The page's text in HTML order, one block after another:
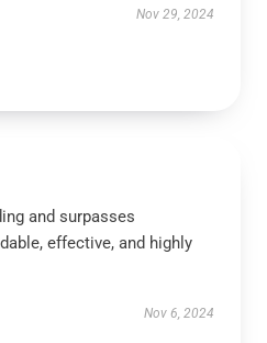
Nov 29, 2024
and surpasses
effective, and highly
Nov 6, 2024